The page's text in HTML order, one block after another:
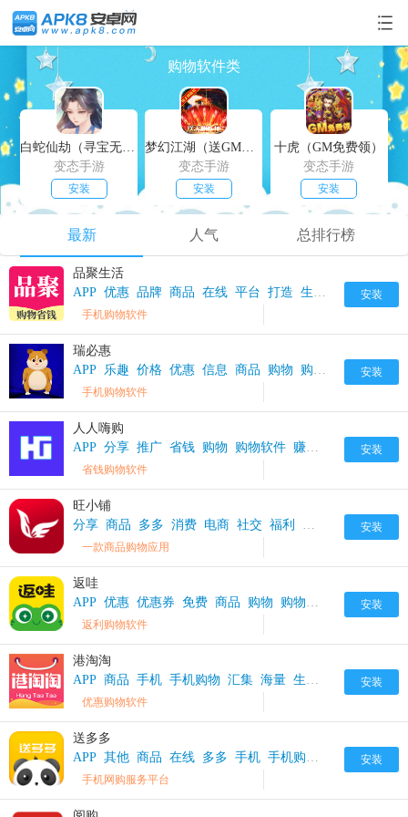
购物软件类
白蛇仙劫（寻宝无限真充）
变态手游
安装
梦幻江湖（送GM特权）
变态手游
安装
十虎（GM免费领）
变态手游
安装
最新 人气 总排行榜
安装
品聚生活
APP 优惠 品牌 商品 在线 平台 打造 生活 购物软
手机购物软件
安装
瑞必惠
APP 乐趣 价格 优惠 信息 商品 购物 购物软件 软件
手机购物软件
安装
人人嗨购
APP 分享 推广 省钱 购物 购物软件 赚钱
省钱购物软件
安装
旺小铺
分享 商品 多多 消费 电商 社交 福利 购物 购物软件
一款商品购物应用
安装
返哇
APP 优惠 优惠券 免费 商品 购物 购物软件 超级 软件
返利购物软件
安装
港淘淘
APP 商品 手机 手机购物 汇集 海量 生活 购物
优惠购物软件
安装
送多多
APP 其他 商品 在线 多多 手机 手机购物 购物软
手机网购服务平台